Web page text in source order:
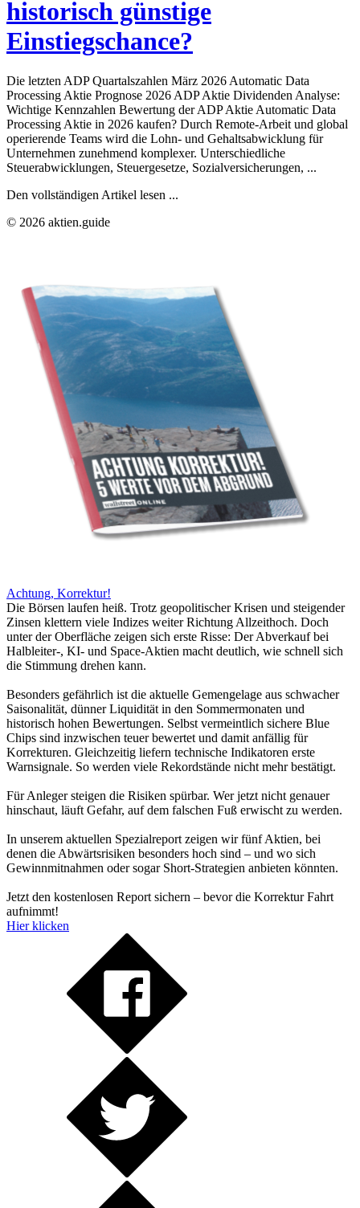
historisch günstige
Einstiegschance?
Die letzten ADP Quartalszahlen März 2026 Automatic Data
Processing Aktie Prognose 2026 ADP Aktie Dividenden Analyse:
Wichtige Kennzahlen Bewertung der ADP Aktie Automatic Data
Processing Aktie in 2026 kaufen? Durch Remote-Arbeit und global
operierende Teams wird die Lohn- und Gehaltsabwicklung für
Unternehmen zunehmend komplexer. Unterschiedliche
Steuerabwicklungen, Steuergesetze, Sozialversicherungen, ...
Den vollständigen Artikel lesen ...
© 2026 aktien.guide
Achtung, Korrektur!
Die Börsen laufen heiß. Trotz geopolitischer Krisen und steigender
Zinsen klettern viele Indizes weiter Richtung Allzeithoch. Doch
unter der Oberfläche zeigen sich erste Risse: Der Abverkauf bei
Halbleiter-, KI- und Space-Aktien macht deutlich, wie schnell sich
die Stimmung drehen kann.
Besonders gefährlich ist die aktuelle Gemengelage aus schwacher
Saisonalität, dünner Liquidität in den Sommermonaten und
historisch hohen Bewertungen. Selbst vermeintlich sichere Blue
Chips sind inzwischen teuer bewertet und damit anfällig für
Korrekturen. Gleichzeitig liefern technische Indikatoren erste
Warnsignale. So werden viele Rekordstände nicht mehr bestätigt.
Für Anleger steigen die Risiken spürbar. Wer jetzt nicht genauer
hinschaut, läuft Gefahr, auf dem falschen Fuß erwischt zu werden.
In unserem aktuellen Spezialreport zeigen wir fünf Aktien, bei
denen die Abwärtsrisiken besonders hoch sind – und wo sich
Gewinnmitnahmen oder sogar Short-Strategien anbieten könnten.
Jetzt den kostenlosen Report sichern – bevor die Korrektur Fahrt
aufnimmt!
Hier klicken